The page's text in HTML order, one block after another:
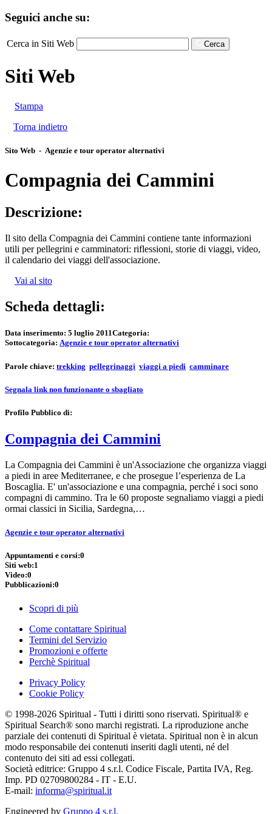
Seguici anche su:
Cerca in Siti Web Cerca
Siti Web
Stampa
Torna indietro
Sito Web - Agenzie e tour operator alternativi
Compagnia dei Cammini
Descrizione:
Il sito della Compagnia dei Cammini contiene tante informazioni
utili per pellegrini e camminatori: riflessioni, storie di viaggi, video,
il calendario dei viaggi dell'associazione.
Vai al sito
Scheda dettagli:
Data inserimento: 5 luglio 2011Categoria:
Sottocategoria: Agenzie e tour operator alternativi
Parole chiave: trekking pellegrinaggi viaggi a piedi camminare
Segnala link non funzionante o sbagliato
Profilo Pubblico di:
Compagnia dei Cammini
La Compagnia dei Cammini è un'Associazione che organizza viaggi
a piedi in aree Mediterranee, e che prosegue l’esperienza de La
Boscaglia. E' un'associazione e una compagnia, perché i soci sono
compagni di cammino. Tra le 60 proposte segnaliamo viaggi a piedi
ormai classici in Sicilia, Sardegna,…
Agenzie e tour operator alternativi
Appuntamenti e corsi:0
Siti web:1
Video:0
Pubblicazioni:0
Scopri di più
Come contattare Spiritual
Termini del Servizio
Promozioni e offerte
Perchè Spiritual
Privacy Policy
Cookie Policy
© 1998-2026 Spiritual - Tutti i diritti sono riservati. Spiritual® e
Spiritual Search® sono marchi registrati. La riproduzione anche
parziale dei contenuti di Spiritual è vietata. Spiritual non è in alcun
modo responsabile dei contenuti inseriti dagli utenti, né del
contenuto dei siti ad essi collegati.
Società editrice: Gruppo 4 s.r.l. Codice Fiscale, Partita IVA, Reg.
Imp. PD 02709800284 - IT - E.U.
E-mail: informa@spiritual.it
Engineered by Gruppo 4 s.r.l.